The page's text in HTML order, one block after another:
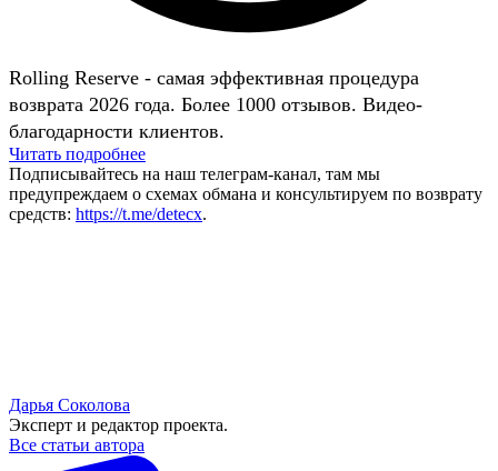
Rolling Reserve - самая эффективная процедура
возврата 2026 года. Более 1000 отзывов. Видео-
благодарности клиентов.
Читать подробнее
Подписывайтесь на наш телеграм-канал, там мы
предупреждаем о схемах обмана и консультируем по возврату
средств: https://t.me/detecx.
Дарья Соколова
Эксперт и редактор проекта.
Все статьи автора